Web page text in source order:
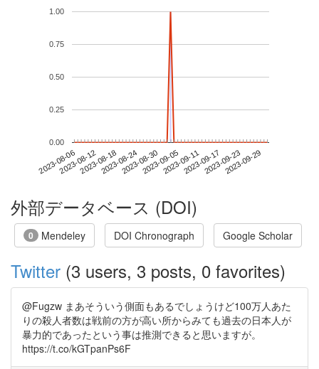
2023-08-062023-08-122023-08-182023-08-242023-08-302023-09-052023-09-112023-09-172023-09-232023-09-29
0.00
0.25
0.50
0.75
1.00
外部データベース (DOI)
0 Mendeley DOI Chronograph Google Scholar
Twitter (3 users, 3 posts, 0 favorites)
@Fugzw まあそういう側面もあるでしょうけど100万人あた
りの殺人者数は戦前の方が高い所からみても過去の日本人が
暴力的であったという事は推測できると思いますが。
https://t.co/kGTpanPs6F